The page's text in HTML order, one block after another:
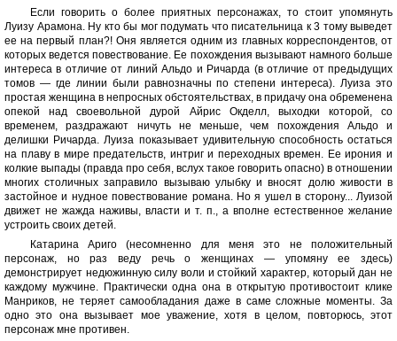
Если говорить о более приятных персонажах, то стоит упомянуть
Луизу Арамона. Ну кто бы мог подумать что писательница к 3 тому выведет
ее на первый план?! Оня является одним из главных корреспондентов, от
которых ведется повествование. Ее похождения вызывают намного больше
интереса в отличие от линий Альдо и Ричарда (в отличие от предыдущих
томов — где линии были равнозначны по степени интереса). Луиза это
простая женщина в непросных обстоятельствах, в придачу она обременена
опекой над своевольной дурой Айрис Окделл, выходки которой, со
временем, раздражают ничуть не меньше, чем похождения Альдо и
делишки Ричарда. Луиза показывает удивительную способность остаться
на плаву в мире предательств, интриг и переходных времен. Ее ирония и
колкие выпады (правда про себя, вслух такое говорить опасно) в отношении
многих столичных заправило вызываю улыбку и вносят долю живости в
застойное и нудное повествование романа. Но я ушел в сторону... Луизой
движет не жажда наживы, власти и т. п., а вполне естественное желание
устроить своих детей.
Катарина Ариго (несомненно для меня это не положительный
персонаж, но раз веду речь о женщинах — упомяну ее здесь)
демонстрирует недюжинную силу воли и стойкий характер, который дан не
каждому мужчине. Практически одна она в открытую противостоит клике
Манриков, не теряет самообладания даже в саме сложные моменты. За
одно это она вызывает мое уважение, хотя в целом, повторюсь, этот
персонаж мне противен.